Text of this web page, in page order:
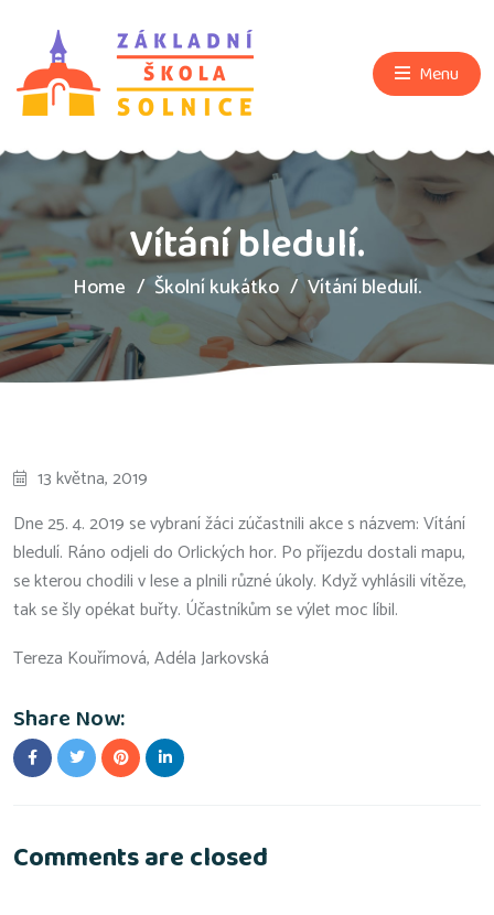
Menu
Vítání bledulí.
Home Školní kukátko Vítání bledulí.
13 května, 2019
Dne 25. 4. 2019 se vybraní žáci zúčastnili akce s názvem: Vítání
bledulí. Ráno odjeli do Orlických hor. Po příjezdu dostali mapu,
se kterou chodili v lese a plnili různé úkoly. Když vyhlásili vítěze,
tak se šly opékat buřty. Účastníkům se výlet moc líbil.
Tereza Kouřímová, Adéla Jarkovská
Share Now:
Comments are closed